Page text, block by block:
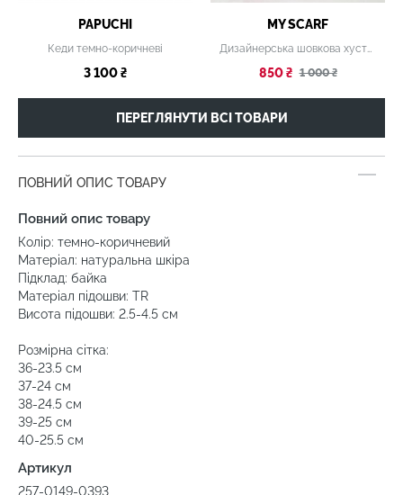
PAPUCHI
Кеди темно-коричневі
3 100 ₴
MY SCARF
850 ₴ 1 000 ₴
ПЕРЕГЛЯНУТИ ВСІ ТОВАРИ
ПОВНИЙ ОПИС ТОВАРУ
Повний опис товару
Колір: темно-коричневий
Матеріал: натуральна шкіра
Підклад: байка
Матеріал підошви: TR
Висота підошви: 2.5-4.5 см
Розмірна сітка:
36-23.5 см
37-24 см
38-24.5 см
39-25 см
40-25.5 см
Артикул
257-0149-0393